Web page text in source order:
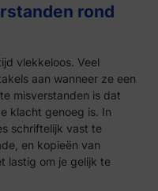
rond
vlekkeloos. Veel
aan wanneer ze een
misverstanden is dat
klacht genoeg is. In
schriftelijk vast te
en kopieën van
lastig om je gelijk te